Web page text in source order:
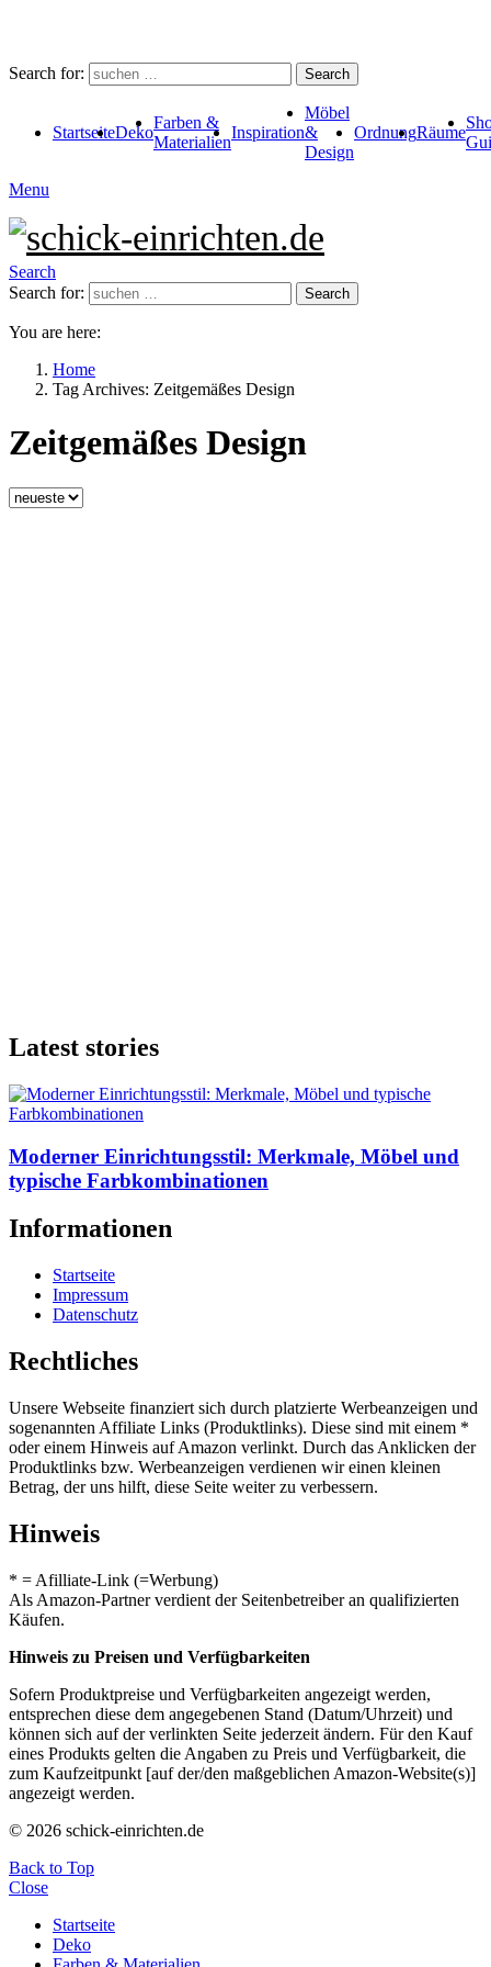
Search for: Search
StartseiteDeko
Farben &
Materialien
Inspiration
Möbel
&
Design
OrdnungRäume
Menu
Search
Search for:
Search
You are here:
Home
Tag Archives: Zeitgemäßes Design
Zeitgemäßes Design
Latest stories
Moderner Einrichtungsstil: Merkmale, Möbel und
typische Farbkombinationen
Informationen
Startseite
Impressum
Datenschutz
Rechtliches
Unsere Webseite finanziert sich durch platzierte Werbeanzeigen und
sogenannten Affiliate Links (Produktlinks). Diese sind mit einem *
oder einem Hinweis auf Amazon verlinkt. Durch das Anklicken der
Produktlinks bzw. Werbeanzeigen verdienen wir einen kleinen
Betrag, der uns hilft, diese Seite weiter zu verbessern.
Hinweis
* = Afilliate-Link (=Werbung)
Als Amazon-Partner verdient der Seitenbetreiber an qualifizierten
Käufen.
Hinweis zu Preisen und Verfügbarkeiten
Sofern Produktpreise und Verfügbarkeiten angezeigt werden,
entsprechen diese dem angegebenen Stand (Datum/Uhrzeit) und
können sich auf der verlinkten Seite jederzeit ändern. Für den Kauf
eines Produkts gelten die Angaben zu Preis und Verfügbarkeit, die
zum Kaufzeitpunkt [auf der/den maßgeblichen Amazon-Website(s)]
angezeigt werden.
© 2026 schick-einrichten.de
Back to Top
Close
Startseite
Deko